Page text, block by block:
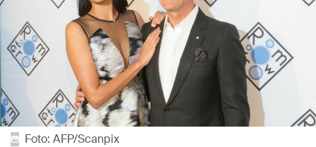
Foto: AFP/Scanpix